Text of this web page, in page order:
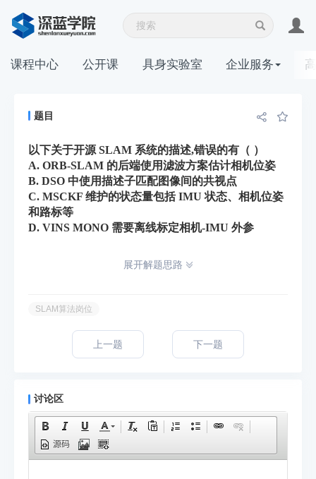
课程中心 公开课 具身实验室 企业服务
题目
以下关于开源 SLAM 系统的描述,错误的有（ ）
A. ORB-SLAM 的后端使用滤波方案估计相机位姿
B. DSO 中使用描述子匹配图像间的共视点
C. MSCKF 维护的状态量包括 IMU 状态、相机位姿
和路标等
D. VINS MONO 需要离线标定相机-IMU 外参
展开解题思路
SLAM算法岗位
上一题 下一题
讨论区
源码